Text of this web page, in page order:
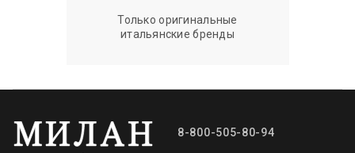
Только оригинальные
итальянские бренды
8-800-505-80-94